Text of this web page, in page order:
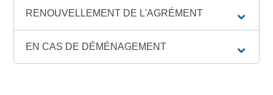
RENOUVELLEMENT DE L'AGRÉMENT
EN CAS DE DÉMÉNAGEMENT